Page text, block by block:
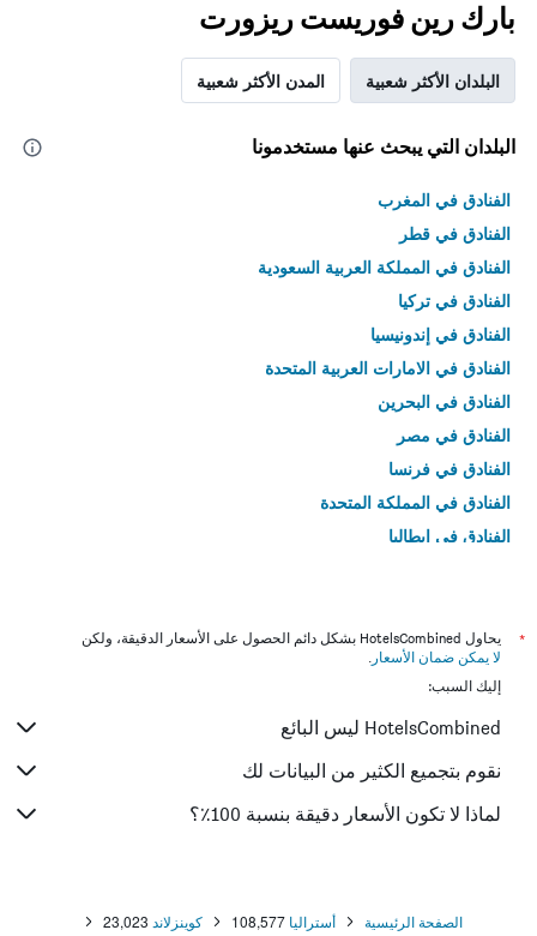
بارك رين فوريست ريزورت
البلدان الأكثر شعبية المدن الأكثر شعبية
البلدان التي يبحث عنها مستخدمونا
الفنادق في المغرب
الفنادق في قطر
الفنادق في المملكة العربية السعودية
الفنادق في تركيا
الفنادق في إندونيسيا
الفنادق في الامارات العربية المتحدة
الفنادق في البحرين
الفنادق في مصر
الفنادق في فرنسا
الفنادق في المملكة المتحدة
الفنادق في إيطاليا
*
يحاول HotelsCombined بشكل دائم الحصول على الأسعار الدقيقة، ولكن
لا يمكن ضمان الأسعار .
إليك السبب:
HotelsCombined ليس البائع
نقوم بتجميع الكثير من البيانات لك
لماذا لا تكون الأسعار دقيقة بنسبة 100٪؟
الصفحة الرئيسية أستراليا 108,577 كوينزلاند 23,023